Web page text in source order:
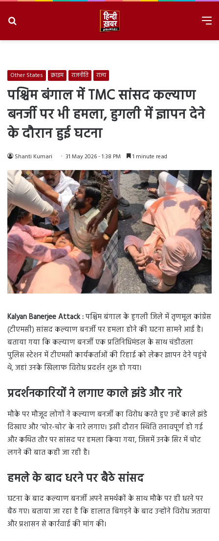
Other States क्राइम राजनीति राज्य
पश्चिम बंगाल में TMC सांसद कल्याण
बनर्जी पर भी हमला, हुगली में ज्ञापन देने
के दौरान हुई घटना
Shanti Kumari 31 May 2026 - 1:38 PM 1 minute read
Kalyan Banerjee Attack :पश्चिम बंगाल के हुगली जिले में तृणमूल कांग्रेस
(टीएमसी) सांसद कल्याण बनर्जी पर हमला होने की घटना सामने आई है।
बताया गया कि कल्याण बनर्जी एक प्रतिनिधिमंडल के साथ चंडीतला
पुलिस स्टेशन में टीएमसी कार्यकर्ताओं की रिहाई को लेकर ज्ञापन देने पहुंचे
थे, जहां उनके खिलाफ विरोध प्रदर्शन शुरू हो गया।
प्रदर्शनकारियों ने लगाए काले झंडे और नारे
मौके पर मौजूद लोगों ने कल्याण बनर्जी का विरोध करते हुए उन्हें काले झंडे
दिखाए और ‘चोर-चोर’ के नारे लगाए। इसी दौरान स्थिति तनावपूर्ण हो गई
और कथित तौर पर सांसद पर हमला किया गया, जिसमें उनके सिर में चोट
लगने की बात कही जा रही है।
हमले के बाद धरने पर बैठे सांसद
घटना के बाद कल्याण बनर्जी अपने समर्थकों के साथ मौके पर ही धरने पर
बैठ गए। बताया जा रहा है कि हालात बिगड़ने के बाद उन्होंने विरोध जताया
और प्रशासन से कार्रवाई की मांग की।